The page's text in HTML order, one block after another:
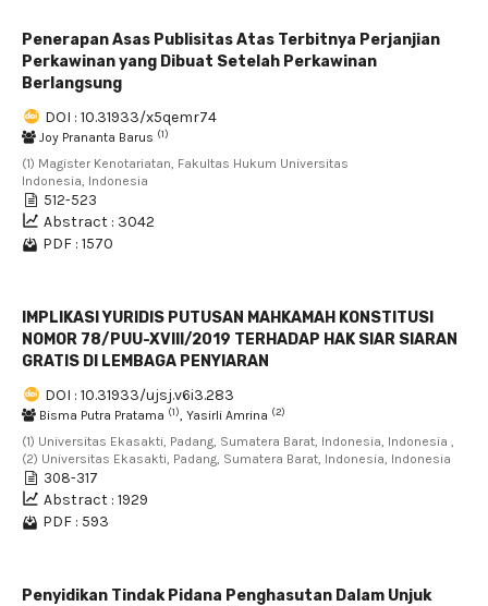
Penerapan Asas Publisitas Atas Terbitnya Perjanjian
Perkawinan yang Dibuat Setelah Perkawinan
Berlangsung
DOI : 10.31933/x5qemr74
Joy Prananta Barus (1)
(1) Magister Kenotariatan, Fakultas Hukum Universitas
Indonesia, Indonesia
512-523
Abstract : 3042
PDF : 1570
IMPLIKASI YURIDIS PUTUSAN MAHKAMAH KONSTITUSI
NOMOR 78/PUU-XVIII/2019 TERHADAP HAK SIAR SIARAN
GRATIS DI LEMBAGA PENYIARAN
DOI : 10.31933/ujsj.v6i3.283
Bisma Putra Pratama (1), Yasirli Amrina (2)
(1) Universitas Ekasakti, Padang, Sumatera Barat, Indonesia, Indonesia ,
(2) Universitas Ekasakti, Padang, Sumatera Barat, Indonesia, Indonesia
308-317
Abstract : 1929
PDF : 593
Penyidikan Tindak Pidana Penghasutan Dalam Unjuk